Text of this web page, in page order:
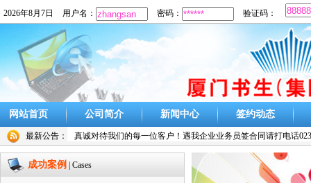
2026年8月7日 用户名： 密码： 验证码：
网站首页 公司简介 新闻中心 签约动态
最新公告： 真诚对待我们的每一位客户！遇我企业业务员签合同请打电话
成功案例 | Cases